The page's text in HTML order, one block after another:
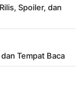
Spoiler, dan
Tempat Baca